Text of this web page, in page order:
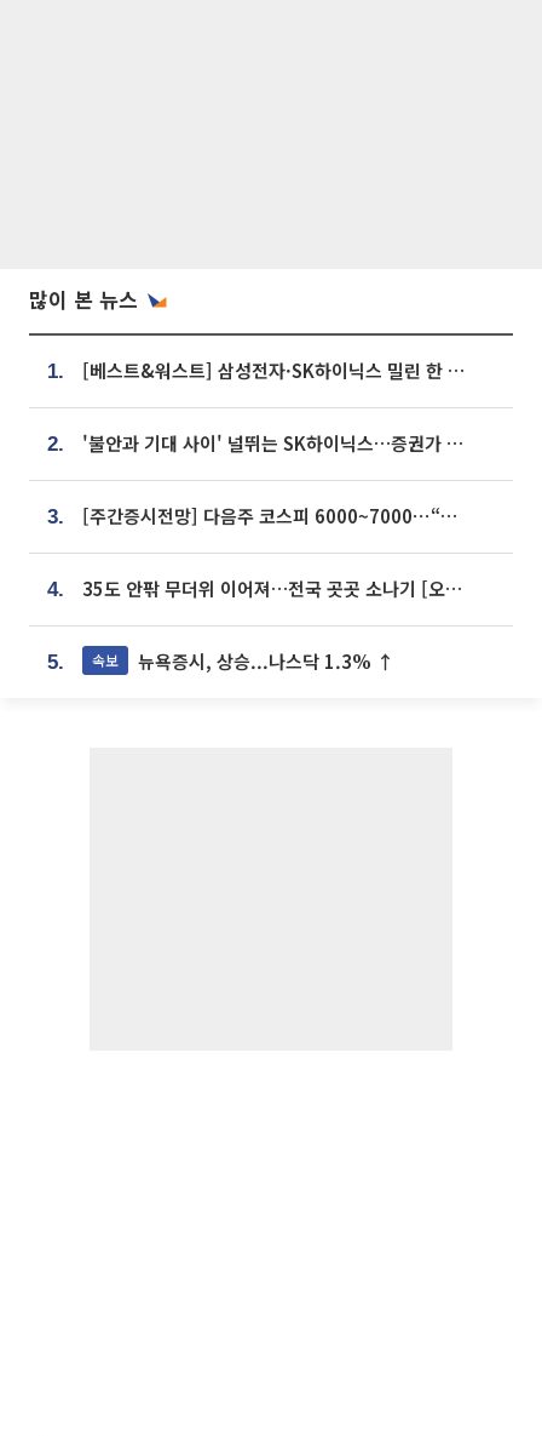
많이 본 뉴스
1. [베스트&워스트] 삼성전자·SK하이닉스 밀린 한 주…상상인증권은 85% 급등
2. '불안과 기대 사이' 널뛰는 SK하이닉스…증권가 "HBM4·LTA 기반 펀터멘털 견고"
3. [주간증시전망] 다음주 코스피 6000~7000⋯“外人 수급은 정책이 변수”
4. 35도 안팎 무더위 이어져…전국 곳곳 소나기 [오늘 날씨]
5. 속보 뉴욕증시, 상승...나스닥 1.3% ↑